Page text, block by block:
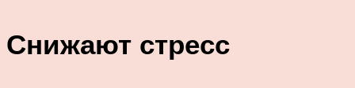
Снижают стресс